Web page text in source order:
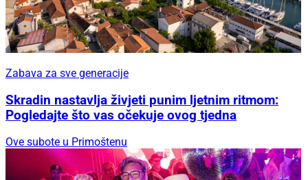
Zabava za sve generacije
Skradin nastavlja živjeti punim ljetnim ritmom:
Pogledajte što vas očekuje ovog tjedna
Ove subote u Primoštenu